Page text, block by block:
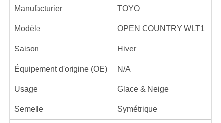
Manufacturier TOYO
Modèle OPEN COUNTRY WLT1
Saison Hiver
Équipement d'origine (OE) N/A
Usage Glace & Neige
Semelle Symétrique